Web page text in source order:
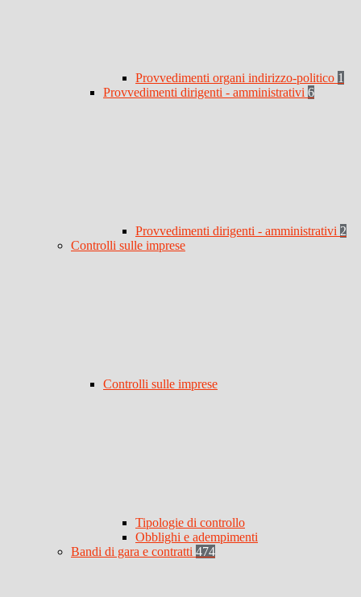
Provvedimenti organi indirizzo-politico 1
Provvedimenti dirigenti - amministrativi 6
Provvedimenti dirigenti - amministrativi 2
Controlli sulle imprese
Controlli sulle imprese
Tipologie di controllo
Obblighi e adempimenti
Bandi di gara e contratti 474